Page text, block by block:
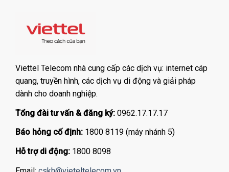
Viettel Telecom nhà cung cấp các dịch vụ: internet cáp
quang, truyền hình, các dịch vụ di động và giải pháp
dành cho doanh nghiệp.
Tổng đài tư vấn & đăng ký: 0962.17.17.17
Báo hỏng cố định: 1800 8119 (máy nhánh 5)
Hỗ trợ di động: 1800 8098